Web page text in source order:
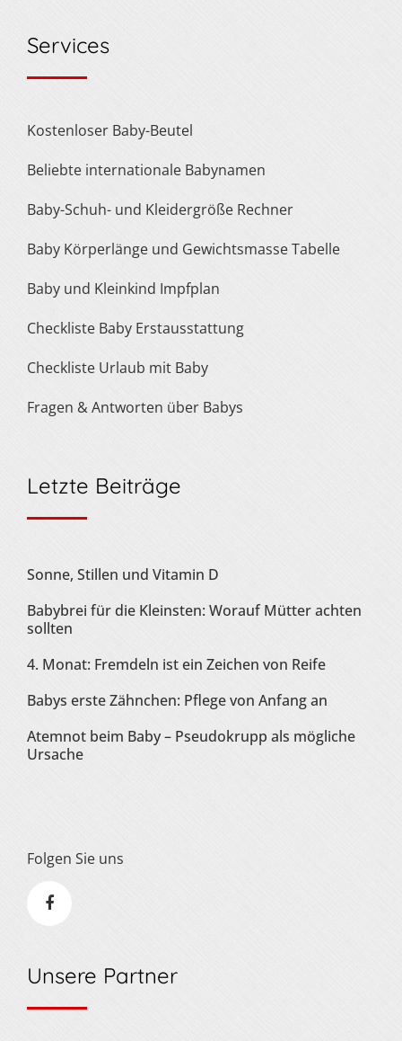
Services
Kostenloser Baby-Beutel
Beliebte internationale Babynamen
Baby-Schuh- und Kleidergröße Rechner
Baby Körperlänge und Gewichtsmasse Tabelle
Baby und Kleinkind Impfplan
Checkliste Baby Erstausstattung
Checkliste Urlaub mit Baby
Fragen & Antworten über Babys
Letzte Beiträge
Sonne, Stillen und Vitamin D
Babybrei für die Kleinsten: Worauf Mütter achten
sollten
4. Monat: Fremdeln ist ein Zeichen von Reife
Babys erste Zähnchen: Pflege von Anfang an
Atemnot beim Baby – Pseudokrupp als mögliche
Ursache
Folgen Sie uns
Unsere Partner